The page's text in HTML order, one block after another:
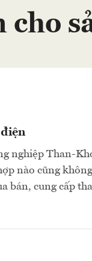
cho
nghiệp Than-
nào cũng
bán, cung cấp